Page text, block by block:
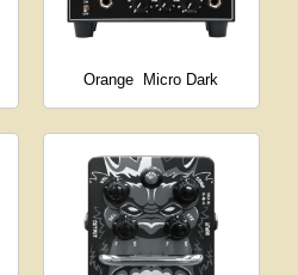
Orange Micro Dark